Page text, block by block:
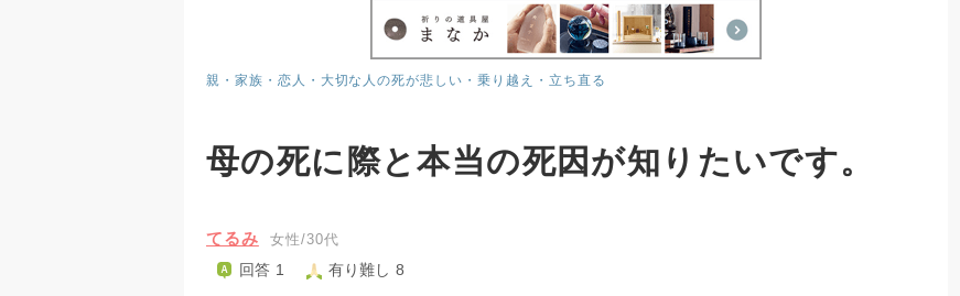
親・家族・恋人・大切な人の死が悲しい・乗り越え・立ち直る
母の死に際と本当の死因が知りたいです。
てるみ 女性/30代
回答 1 有り難し 8